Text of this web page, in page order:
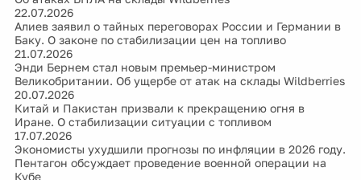
22.07.2026
Алиев заявил о тайных переговорах России и Германии в
Баку. О законе по стабилизации цен на топливо
21.07.2026
Энди Бернем стал новым премьер-министром
Великобритании. Об ущербе от атак на склады Wildberries
20.07.2026
Китай и Пакистан призвали к прекращению огня в
Иране. О стабилизации ситуации с топливом
17.07.2026
Экономисты ухудшили прогнозы по инфляции в 2026 году.
Пентагон обсуждает проведение военной операции на
Кубе